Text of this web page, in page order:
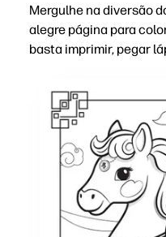
Mergulhe na diversão
alegre página para
basta imprimir, pegar
Imprimível sem
Envolve as
Constrói controle
Pronto para exibir -